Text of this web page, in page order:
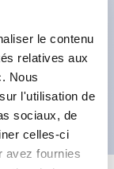
le contenu
relatives aux
Nous
l'utilisation de
sociaux, de
celles-ci
avez fournies
adopte une
sécurité
(IEC60529)